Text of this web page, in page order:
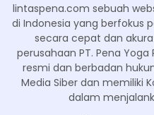
lintaspena.com sebuah
di Indonesia yang berfokus
secara cepat dan
perusahaan PT. Pena
resmi dan berbadan
Media Siber dan memiliki
dalam